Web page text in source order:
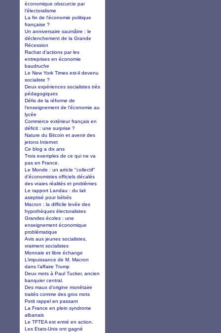
économique obscurcie par
l’électoralisme
La fin de l'économie politique
française ?
Un anniversaire saumâtre : le
déclenchement de la Grande
Récession
Rachat d’actions par les
entreprises en économie
baudruche
Le New York Times est-il devenu
socialiste ?
Deux expériences socialistes très
pédagogiques
Défis de la réforme de
l’enseignement de l’économie au
lycée
Commerce extérieur français en
déficit : une surprise ?
Nature du Bitcoin et avenir des
jetons Internet
Ce blog a dix ans
Trois exemples de ce qui ne va
pas en France.
Le Monde : un article "collectif"
d'économistes officiels décalés
des vraies réalités et problèmes
Le rapport Landau : du lait
aseptisé pour bébés
Macron : la difficile levée des
hypothèques électoralistes
Grandes écoles : une
enseignement économique
problématique
Avis aux jeunes socialistes,
vraiment socialistes
Monnaie et libre échange
L’impuissance de M. Macron
dans l’affaire Trump
Deux mots à Paul Tucker, ancien
banquier central.
Des maux d’origine monétaire
traités comme des gros mots
Petit rappel en passant
La France en plein syndrome
albanais
Le TFTEA est entré en action.
Les Etats-Unis ont gagné